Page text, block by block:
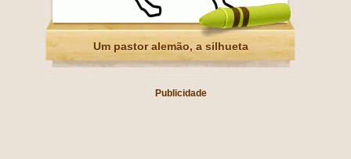
Um pastor alemão, a silhueta
Publicidade